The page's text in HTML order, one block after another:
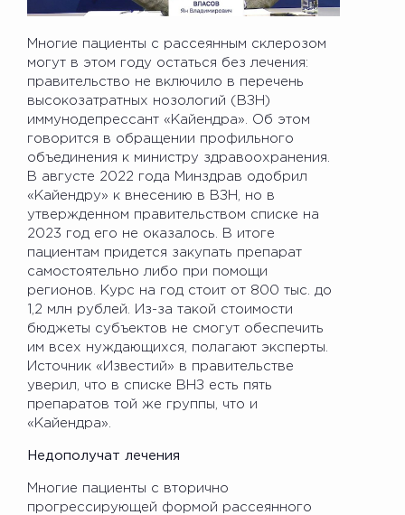
Многие пациенты с рассеянным склерозом
могут в этом году остаться без лечения:
правительство не включило в перечень
высокозатратных нозологий (ВЗН)
иммунодепрессант «Кайендра». Об этом
говорится в обращении профильного
объединения к министру здравоохранения.
В августе 2022 года Минздрав одобрил
«Кайендру» к внесению в ВЗН, но в
утвержденном правительством списке на
2023 год его не оказалось. В итоге
пациентам придется закупать препарат
самостоятельно либо при помощи
регионов. Курс на год стоит от 800 тыс. до
1,2 млн рублей. Из-за такой стоимости
бюджеты субъектов не смогут обеспечить
им всех нуждающихся, полагают эксперты.
Источник «Известий» в правительстве
уверил, что в списке ВНЗ есть пять
препаратов той же группы, что и
«Кайендра».
Недополучат лечения
Многие пациенты с вторично
прогрессирующей формой рассеянного